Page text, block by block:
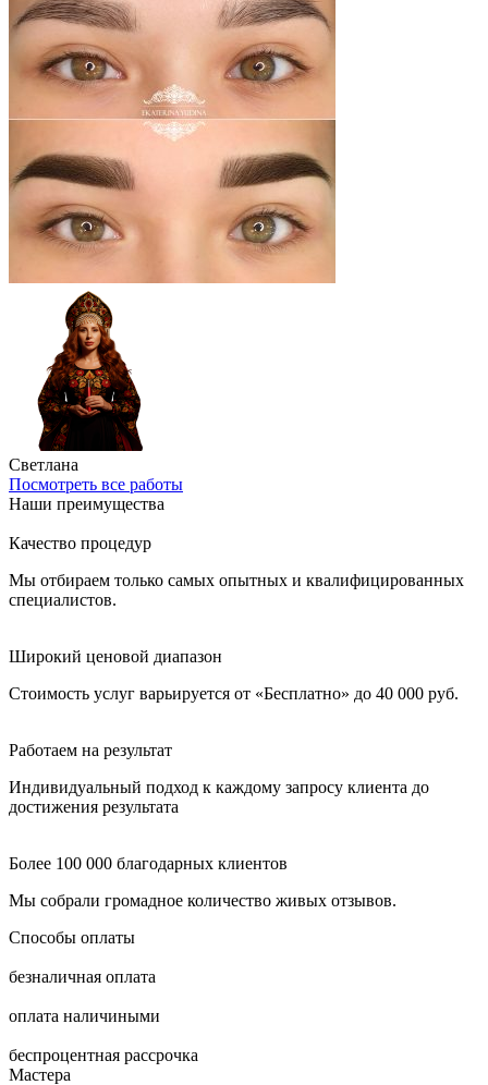
Светлана
Посмотреть все работы
Наши преимущества
Качество процедур
Мы отбираем только самых опытных и квалифицированных
специалистов.
Широкий ценовой диапазон
Стоимость услуг варьируется от «Бесплатно» до 40 000 руб.
Работаем на результат
Индивидуальный подход к каждому запросу клиента до
достижения результата
Более 100 000 благодарных клиентов
Мы собрали громадное количество живых отзывов.
Способы оплаты
безналичная оплата
оплата наличиными
беспроцентная рассрочка
Мастера